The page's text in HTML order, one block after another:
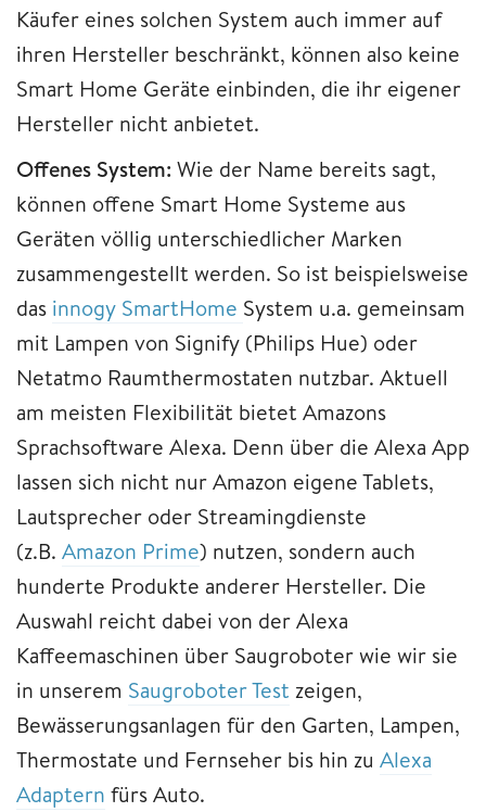
Käufer eines solchen System auch immer auf
ihren Hersteller beschränkt, können also keine
Smart Home Geräte einbinden, die ihr eigener
Hersteller nicht anbietet.
Offenes System: Wie der Name bereits sagt,
können offene Smart Home Systeme aus
Geräten völlig unterschiedlicher Marken
zusammengestellt werden. So ist beispielsweise
das innogy SmartHome System u.a. gemeinsam
mit Lampen von Signify (Philips Hue) oder
Netatmo Raumthermostaten nutzbar. Aktuell
am meisten Flexibilität bietet Amazons
Sprachsoftware Alexa. Denn über die Alexa App
lassen sich nicht nur Amazon eigene Tablets,
Lautsprecher oder Streamingdienste
(z.B. Amazon Prime) nutzen, sondern auch
hunderte Produkte anderer Hersteller. Die
Auswahl reicht dabei von der Alexa
Kaffeemaschinen über Saugroboter wie wir sie
in unserem Saugroboter Test zeigen,
Bewässerungsanlagen für den Garten, Lampen,
Thermostate und Fernseher bis hin zu Alexa
Adaptern fürs Auto.